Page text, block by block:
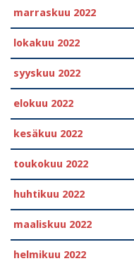
marraskuu 2022
lokakuu 2022
syyskuu 2022
elokuu 2022
kesäkuu 2022
toukokuu 2022
huhtikuu 2022
maaliskuu 2022
helmikuu 2022